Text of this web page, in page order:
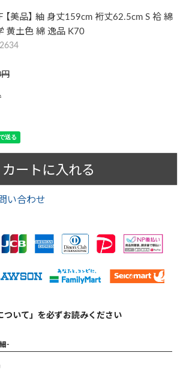
【美品】 紬 身丈159cm 裄丈62.5cm S 袷 綿
黄土色 綿 逸品 K70
カートに入れる
い合わせ
いて」を必ずお読みください
-